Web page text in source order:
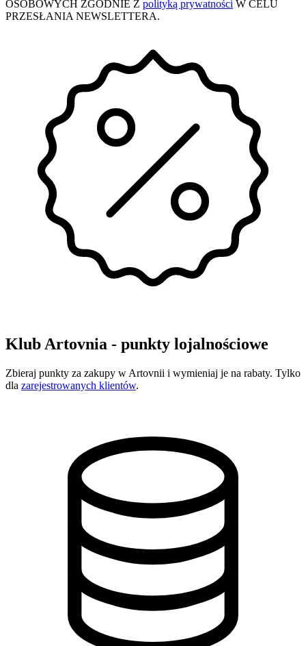
OSOBOWYCH ZGODNIE Z polityką prywatności W CELU
PRZESŁANIA NEWSLETTERA.
Klub Artovnia - punkty lojalnościowe
Zbieraj punkty za zakupy w Artovnii i wymieniaj je na rabaty. Tylko
dla zarejestrowanych klientów.